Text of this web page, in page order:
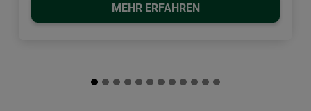
MEHR ERFAHREN